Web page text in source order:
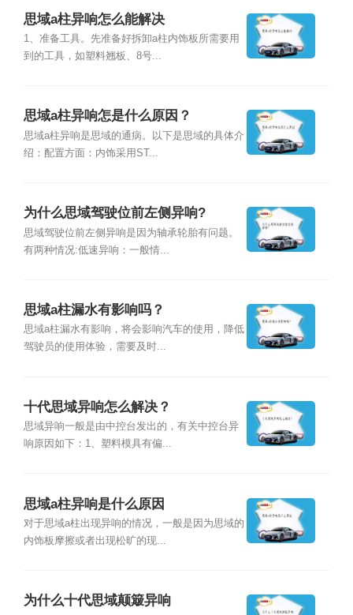
思域a柱异响怎么能解决
1、准备工具。先准备好拆卸a柱内饰板所需要用
到的工具，如塑料翘板、8号...
思域a柱异响怎是什么原因？
思域a柱异响是思域的通病。以下是思域的具体介
绍：配置方面：内饰采用ST...
为什么思域驾驶位前左侧异响?
思域驾驶位前左侧异响是因为轴承轮胎有问题。
有两种情况:低速异响：一般情...
思域a柱漏水有影响吗？
思域a柱漏水有影响，将会影响汽车的使用，降低
驾驶员的使用体验，需要及时...
十代思域异响怎么解决？
思域异响一般是由中控台发出的，有关中控台异
响原因如下：1、塑料模具有偏...
思域a柱异响是什么原因
对于思域a柱出现异响的情况，一般是因为思域的
内饰板摩擦或者出现松旷的现...
为什么十代思域颠簸异响